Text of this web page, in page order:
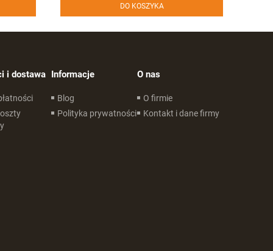
DO KOSZYKA
i dostawa Informacje
Blog
Polityka prywatności
O nas
O firmie
Kontakt i dane firmy